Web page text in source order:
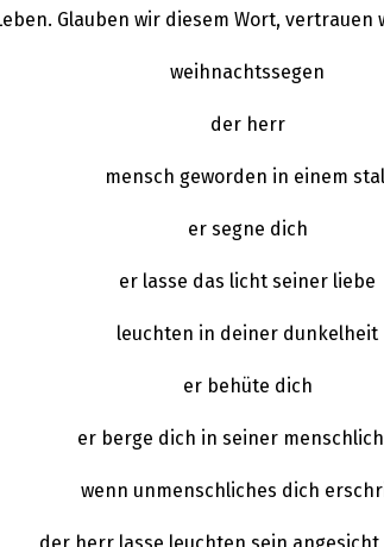
Glauben wir diesem Wort, vertrauen
weihnachtssegen
der herr
mensch geworden in einem
er segne dich
er lasse das licht seiner liebe
leuchten in deiner dunkelheit
er behüte dich
er berge dich in seiner
wenn unmenschliches dich